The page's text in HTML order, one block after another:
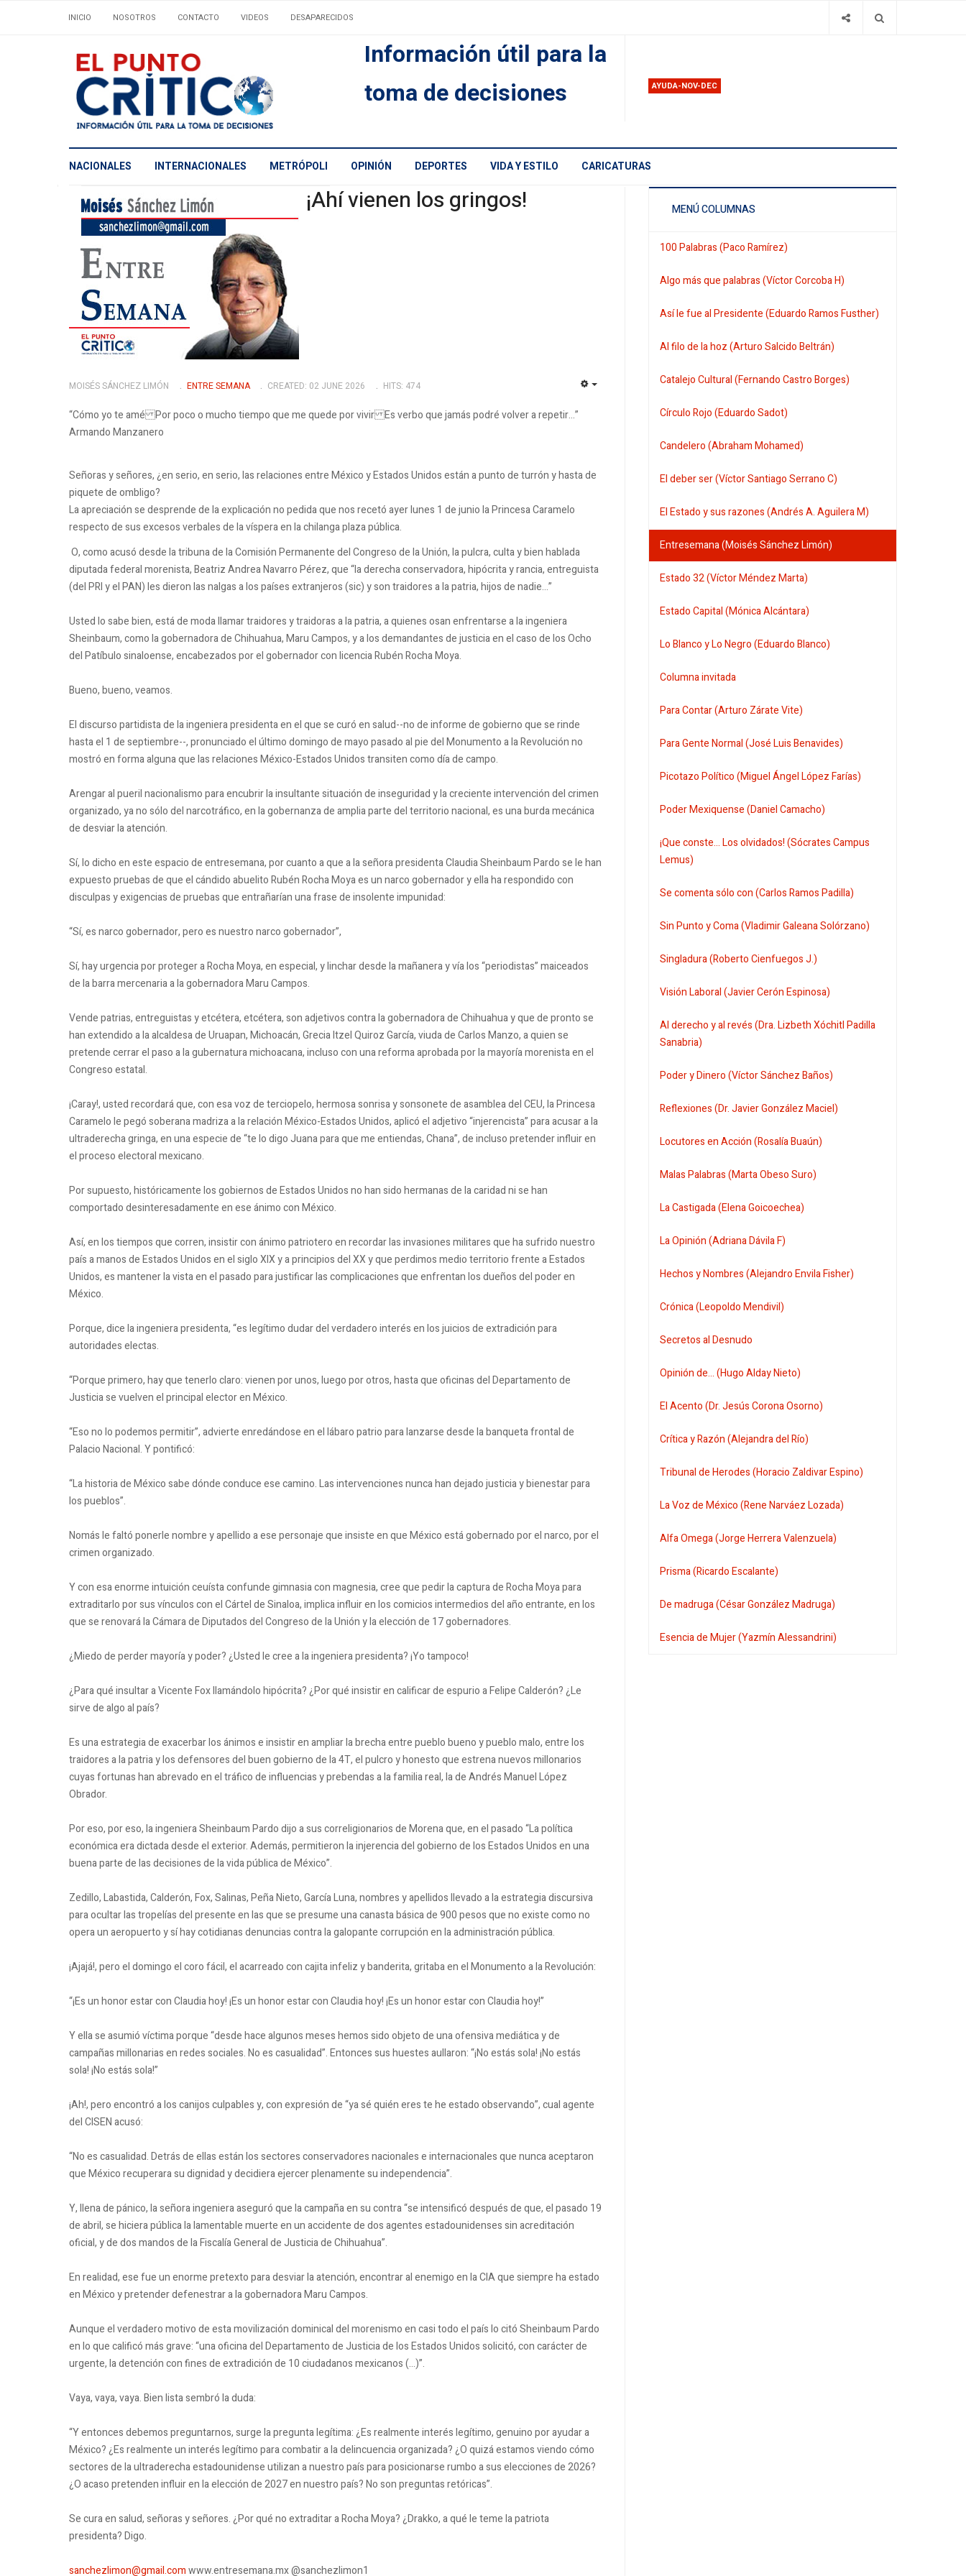
INICIO NOSOTROS CONTACTO VIDEOS DESAPARECIDOS
Información útil para la
toma de decisiones
AYUDA-NOV-DEC
NACIONALES INTERNACIONALES METRÓPOLI OPINIÓN DEPORTES VIDA Y ESTILO CARICATURAS
¡Ahí vienen los gringos!
MOISÉS SÁNCHEZ LIMÓN ENTRE SEMANA CREATED: 02 JUNE 2026 HITS: 474
“Cómo yo te amé Por poco o mucho tiempo que me quede por vivir Es verbo que jamás podré volver a repetir…”
Armando Manzanero
Señoras y señores, ¿en serio, en serio, las relaciones entre México y Estados Unidos están a punto de turrón y hasta de
piquete de ombligo?
La apreciación se desprende de la explicación no pedida que nos recetó ayer lunes 1 de junio la Princesa Caramelo
respecto de sus excesos verbales de la víspera en la chilanga plaza pública.
O, como acusó desde la tribuna de la Comisión Permanente del Congreso de la Unión, la pulcra, culta y bien hablada
diputada federal morenista, Beatriz Andrea Navarro Pérez, que “la derecha conservadora, hipócrita y rancia, entreguista
(del PRI y el PAN) les dieron las nalgas a los países extranjeros (sic) y son traidores a la patria, hijos de nadie...”
Usted lo sabe bien, está de moda llamar traidores y traidoras a la patria, a quienes osan enfrentarse a la ingeniera
Sheinbaum, como la gobernadora de Chihuahua, Maru Campos, y a los demandantes de justicia en el caso de los Ocho
del Patíbulo sinaloense, encabezados por el gobernador con licencia Rubén Rocha Moya.
Bueno, bueno, veamos.
El discurso partidista de la ingeniera presidenta en el que se curó en salud--no de informe de gobierno que se rinde
hasta el 1 de septiembre--, pronunciado el último domingo de mayo pasado al pie del Monumento a la Revolución no
mostró en forma alguna que las relaciones México-Estados Unidos transiten como día de campo.
Arengar al pueril nacionalismo para encubrir la insultante situación de inseguridad y la creciente intervención del crimen
organizado, ya no sólo del narcotráfico, en la gobernanza de amplia parte del territorio nacional, es una burda mecánica
de desviar la atención.
Sí, lo dicho en este espacio de entresemana, por cuanto a que a la señora presidenta Claudia Sheinbaum Pardo se le han
expuesto pruebas de que el cándido abuelito Rubén Rocha Moya es un narco gobernador y ella ha respondido con
disculpas y exigencias de pruebas que entrañarían una frase de insolente impunidad:
“Sí, es narco gobernador, pero es nuestro narco gobernador”,
Sí, hay urgencia por proteger a Rocha Moya, en especial, y linchar desde la mañanera y vía los “periodistas” maiceados
de la barra mercenaria a la gobernadora Maru Campos.
Vende patrias, entreguistas y etcétera, etcétera, son adjetivos contra la gobernadora de Chihuahua y que de pronto se
han extendido a la alcaldesa de Uruapan, Michoacán, Grecia Itzel Quiroz García, viuda de Carlos Manzo, a quien se
pretende cerrar el paso a la gubernatura michoacana, incluso con una reforma aprobada por la mayoría morenista en el
Congreso estatal.
¡Caray!, usted recordará que, con esa voz de terciopelo, hermosa sonrisa y sonsonete de asamblea del CEU, la Princesa
Caramelo le pegó soberana madriza a la relación México-Estados Unidos, aplicó el adjetivo “injerencista” para acusar a la
ultraderecha gringa, en una especie de “te lo digo Juana para que me entiendas, Chana”, de incluso pretender influir en
el proceso electoral mexicano.
Por supuesto, históricamente los gobiernos de Estados Unidos no han sido hermanas de la caridad ni se han
comportado desinteresadamente en ese ánimo con México.
Así, en los tiempos que corren, insistir con ánimo patriotero en recordar las invasiones militares que ha sufrido nuestro
país a manos de Estados Unidos en el siglo XIX y a principios del XX y que perdimos medio territorio frente a Estados
Unidos, es mantener la vista en el pasado para justificar las complicaciones que enfrentan los dueños del poder en
México.
Porque, dice la ingeniera presidenta, “es legítimo dudar del verdadero interés en los juicios de extradición para
autoridades electas.
“Porque primero, hay que tenerlo claro: vienen por unos, luego por otros, hasta que oficinas del Departamento de
Justicia se vuelven el principal elector en México.
“Eso no lo podemos permitir”, advierte enredándose en el lábaro patrio para lanzarse desde la banqueta frontal de
Palacio Nacional. Y pontificó:
“La historia de México sabe dónde conduce ese camino. Las intervenciones nunca han dejado justicia y bienestar para
los pueblos”.
Nomás le faltó ponerle nombre y apellido a ese personaje que insiste en que México está gobernado por el narco, por el
crimen organizado.
Y con esa enorme intuición ceuísta confunde gimnasia con magnesia, cree que pedir la captura de Rocha Moya para
extraditarlo por sus vínculos con el Cártel de Sinaloa, implica influir en los comicios intermedios del año entrante, en los
que se renovará la Cámara de Diputados del Congreso de la Unión y la elección de 17 gobernadores.
¿Miedo de perder mayoría y poder? ¿Usted le cree a la ingeniera presidenta? ¡Yo tampoco!
¿Para qué insultar a Vicente Fox llamándolo hipócrita? ¿Por qué insistir en calificar de espurio a Felipe Calderón? ¿Le
sirve de algo al país?
Es una estrategia de exacerbar los ánimos e insistir en ampliar la brecha entre pueblo bueno y pueblo malo, entre los
traidores a la patria y los defensores del buen gobierno de la 4T, el pulcro y honesto que estrena nuevos millonarios
cuyas fortunas han abrevado en el tráfico de influencias y prebendas a la familia real, la de Andrés Manuel López
Obrador.
Por eso, por eso, la ingeniera Sheinbaum Pardo dijo a sus correligionarios de Morena que, en el pasado “La política
económica era dictada desde el exterior. Además, permitieron la injerencia del gobierno de los Estados Unidos en una
buena parte de las decisiones de la vida pública de México”.
Zedillo, Labastida, Calderón, Fox, Salinas, Peña Nieto, García Luna, nombres y apellidos llevado a la estrategia discursiva
para ocultar las tropelías del presente en las que se presume una canasta básica de 900 pesos que no existe como no
opera un aeropuerto y sí hay cotidianas denuncias contra la galopante corrupción en la administración pública.
¡Ajajá!, pero el domingo el coro fácil, el acarreado con cajita infeliz y banderita, gritaba en el Monumento a la Revolución:
“¡Es un honor estar con Claudia hoy! ¡Es un honor estar con Claudia hoy! ¡Es un honor estar con Claudia hoy!”
Y ella se asumió víctima porque “desde hace algunos meses hemos sido objeto de una ofensiva mediática y de
campañas millonarias en redes sociales. No es casualidad”. Entonces sus huestes aullaron: “¡No estás sola! ¡No estás
sola! ¡No estás sola!”
¡Ah!, pero encontró a los canijos culpables y, con expresión de “ya sé quién eres te he estado observando”, cual agente
del CISEN acusó:
“No es casualidad. Detrás de ellas están los sectores conservadores nacionales e internacionales que nunca aceptaron
que México recuperara su dignidad y decidiera ejercer plenamente su independencia”.
Y, llena de pánico, la señora ingeniera aseguró que la campaña en su contra “se intensificó después de que, el pasado 19
de abril, se hiciera pública la lamentable muerte en un accidente de dos agentes estadounidenses sin acreditación
oficial, y de dos mandos de la Fiscalía General de Justicia de Chihuahua”.
En realidad, ese fue un enorme pretexto para desviar la atención, encontrar al enemigo en la CIA que siempre ha estado
en México y pretender defenestrar a la gobernadora Maru Campos.
Aunque el verdadero motivo de esta movilización dominical del morenismo en casi todo el país lo citó Sheinbaum Pardo
en lo que calificó más grave: “una oficina del Departamento de Justicia de los Estados Unidos solicitó, con carácter de
urgente, la detención con fines de extradición de 10 ciudadanos mexicanos (…)”.
Vaya, vaya, vaya. Bien lista sembró la duda:
“Y entonces debemos preguntarnos, surge la pregunta legítima: ¿Es realmente interés legítimo, genuino por ayudar a
México? ¿Es realmente un interés legítimo para combatir a la delincuencia organizada? ¿O quizá estamos viendo cómo
sectores de la ultraderecha estadounidense utilizan a nuestro país para posicionarse rumbo a sus elecciones de 2026?
¿O acaso pretenden influir en la elección de 2027 en nuestro país? No son preguntas retóricas”.
Se cura en salud, señoras y señores. ¿Por qué no extraditar a Rocha Moya? ¿Drakko, a qué le teme la patriota
presidenta? Digo.
sanchezlimon@gmail.comwww.entresemana.mx @sanchezlimon1
MENÚ COLUMNAS
100 Palabras (Paco Ramírez)
Algo más que palabras (Víctor Corcoba H)
Así le fue al Presidente (Eduardo Ramos Fusther)
Al filo de la hoz (Arturo Salcido Beltrán)
Catalejo Cultural (Fernando Castro Borges)
Círculo Rojo (Eduardo Sadot)
Candelero (Abraham Mohamed)
El deber ser (Víctor Santiago Serrano C)
El Estado y sus razones (Andrés A. Aguilera M)
Entresemana (Moisés Sánchez Limón)
Estado 32 (Víctor Méndez Marta)
Estado Capital (Mónica Alcántara)
Lo Blanco y Lo Negro (Eduardo Blanco)
Columna invitada
Para Contar (Arturo Zárate Vite)
Para Gente Normal (José Luis Benavides)
Picotazo Político (Miguel Ángel López Farías)
Poder Mexiquense (Daniel Camacho)
¡Que conste... Los olvidados! (Sócrates Campus
Lemus)
Se comenta sólo con (Carlos Ramos Padilla)
Sin Punto y Coma (Vladimir Galeana Solórzano)
Singladura (Roberto Cienfuegos J.)
Visión Laboral (Javier Cerón Espinosa)
Al derecho y al revés (Dra. Lizbeth Xóchitl Padilla
Sanabria)
Poder y Dinero (Víctor Sánchez Baños)
Reflexiones (Dr. Javier González Maciel)
Locutores en Acción (Rosalía Buaún)
Malas Palabras (Marta Obeso Suro)
La Castigada (Elena Goicoechea)
La Opinión (Adriana Dávila F)
Hechos y Nombres (Alejandro Envila Fisher)
Crónica (Leopoldo Mendivil)
Secretos al Desnudo
Opinión de... (Hugo Alday Nieto)
El Acento (Dr. Jesús Corona Osorno)
Crítica y Razón (Alejandra del Río)
Tribunal de Herodes (Horacio Zaldivar Espino)
La Voz de México (Rene Narváez Lozada)
Alfa Omega (Jorge Herrera Valenzuela)
Prisma (Ricardo Escalante)
De madruga (César González Madruga)
Esencia de Mujer (Yazmín Alessandrini)